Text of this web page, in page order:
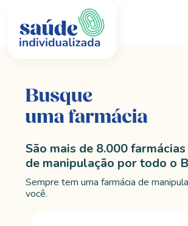
São mais de 8.000 farmácias
de manipulação por todo o
Sempre tem uma farmácia de
você.